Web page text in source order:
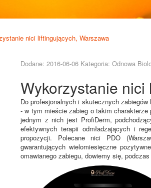
nici liftingujących, Warszawa
Dodane: 2016-06-06 Kategoria: Odnowa
Wykorzystanie
Do profesjonalnych i skutecznych
- w tym mieście zabieg o takim
jednym z nich jest ProfiDerm,
efektywnych terapii odmładzających i
propozycji. Polecane nici PDO
gwarantujących wielomiesięczne
omawianego zabiegu, dowiemy się,